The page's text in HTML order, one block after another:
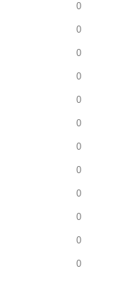
0
0
0
0
0
0
0
0
0
0
0
0